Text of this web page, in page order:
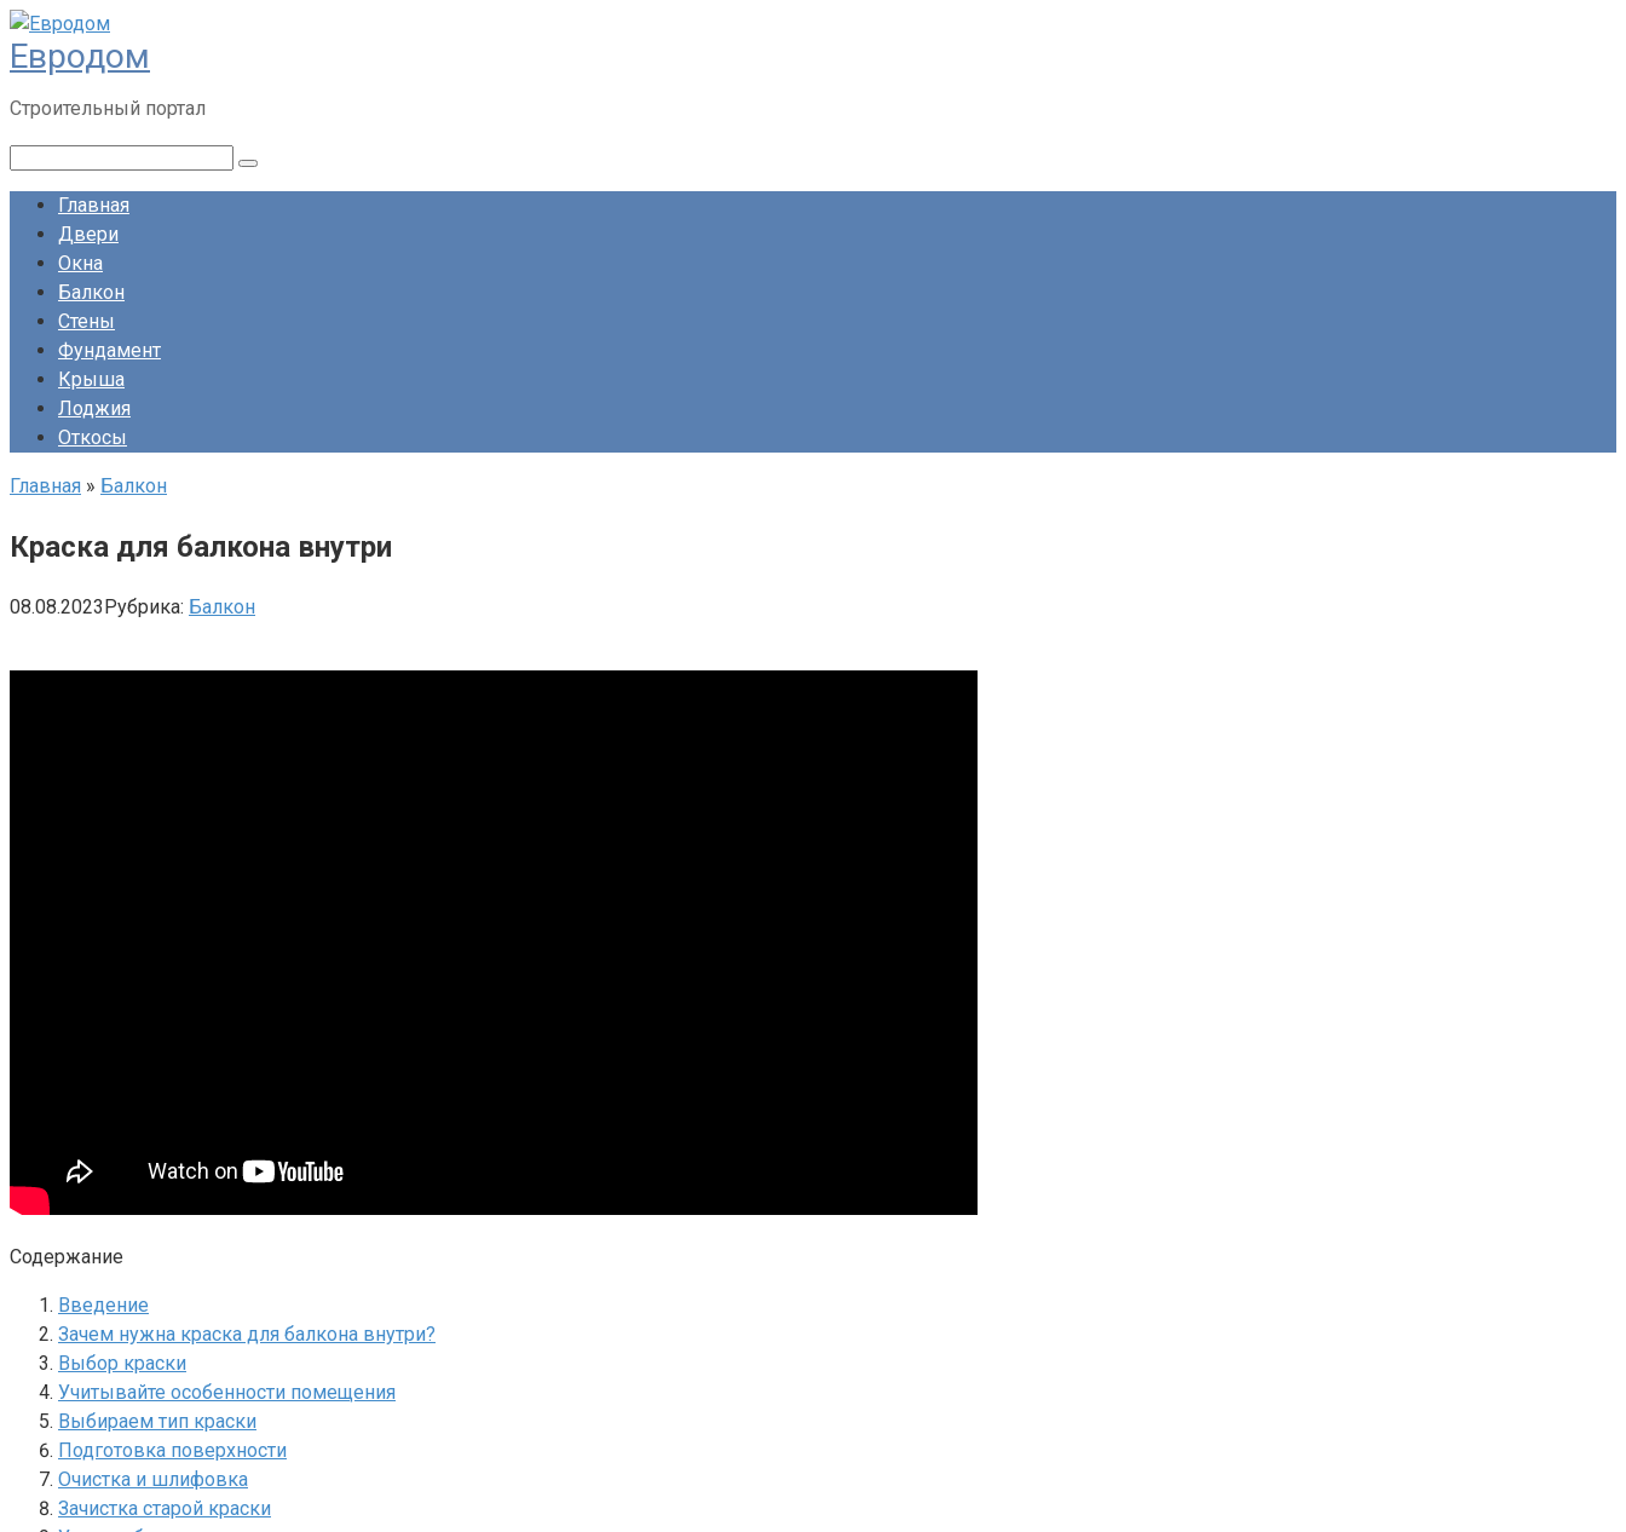
Перейти
к
контенту
Евродом
Строительный портал
Главная
Двери
Окна
Балкон
Стены
Фундамент
Крыша
Лоджия
Откосы
Главная » Балкон
Краска для балкона внутри
08.08.2023Рубрика: Балкон
Содержание
Введение
Зачем нужна краска для балкона внутри?
Выбор краски
Учитывайте особенности помещения
Выбираем тип краски
Подготовка поверхности
Очистка и шлифовка
Зачистка старой краски